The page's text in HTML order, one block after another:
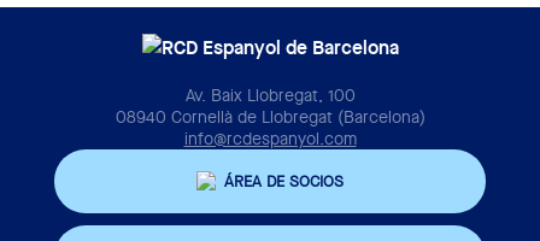
Av. Baix Llobregat, 100
08940 Cornellà de Llobregat (Barcelona)
info@rcdespanyol.com
ÁREA DE SOCIOS